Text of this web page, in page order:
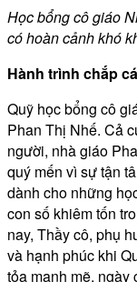
Học bổng cô giáo
có hoàn cảnh khó
Hành trình chắp
Quỹ học bổng cô
Phan Thị Nhế. Cả
người, nhà giáo
quý mến vì sự tận
dành cho những
con số khiêm tốn
nay, Thầy cô, phụ
và hạnh phúc khi
tỏa mạnh mẽ, ngày